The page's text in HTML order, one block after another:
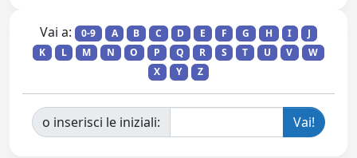
Vai a: 0-9 A B C D E F G H I
J
K
L M N O P Q R S T U V
W
X
Y Z
o inserisci le iniziali: